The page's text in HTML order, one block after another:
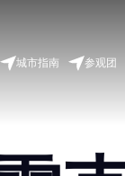
城市指南 参观团